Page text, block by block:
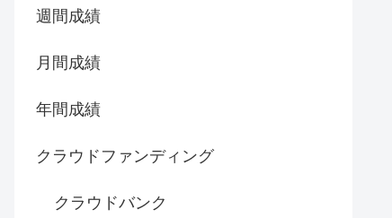
週間成績
月間成績
年間成績
クラウドファンディング
クラウドバンク